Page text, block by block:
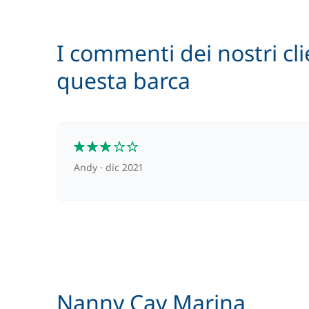
Assicurazione Damage waiver
I commenti dei nostri
questa barca
Andy dic 2021
Nanny Cay Marina